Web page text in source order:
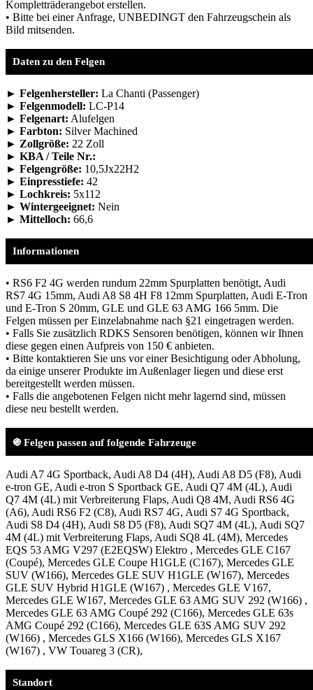
Kompletträderangebot erstellen.
• Bitte bei einer Anfrage, UNBEDINGT den Fahrzeugschein als
Bild mitsenden.
Daten zu den Felgen
► Felgenhersteller: La Chanti (Passenger)
► Felgenmodell: LC-P14
► Felgenart: Alufelgen
► Farbton: Silver Machined
► Zollgröße: 22 Zoll
► KBA / Teile Nr.:
► Felgengröße: 10,5Jx22H2
► Einpresstiefe: 42
► Lochkreis: 5x112
► Wintergeeignet: Nein
► Mittelloch: 66,6
Informationen
• RS6 F2 4G werden rundum 22mm Spurplatten benötigt, Audi
RS7 4G 15mm, Audi A8 S8 4H F8 12mm Spurplatten, Audi E-Tron
und E-Tron S 20mm, GLE und GLE 63 AMG 166 5mm. Die
Felgen müssen per Einzelabnahme nach §21 eingetragen werden.
• Falls Sie zusätzlich RDKS Sensoren benötigen, können wir Ihnen
diese gegen einen Aufpreis von 150 € anbieten.
• Bitte kontaktieren Sie uns vor einer Besichtigung oder Abholung,
da einige unserer Produkte im Außenlager liegen und diese erst
bereitgestellt werden müssen.
• Falls die angebotenen Felgen nicht mehr lagernd sind, müssen
diese neu bestellt werden.
֍ Felgen passen auf folgende Fahrzeuge
Audi A7 4G Sportback, Audi A8 D4 (4H), Audi A8 D5 (F8), Audi
e-tron GE, Audi e-tron S Sportback GE, Audi Q7 4M (4L), Audi
Q7 4M (4L) mit Verbreiterung Flaps, Audi Q8 4M, Audi RS6 4G
(A6), Audi RS6 F2 (C8), Audi RS7 4G, Audi S7 4G Sportback,
Audi S8 D4 (4H), Audi S8 D5 (F8), Audi SQ7 4M (4L), Audi SQ7
4M (4L) mit Verbreiterung Flaps, Audi SQ8 4L (4M), Mercedes
EQS 53 AMG V297 (E2EQSW) Elektro , Mercedes GLE C167
(Coupé), Mercedes GLE Coupe H1GLE (C167), Mercedes GLE
SUV (W166), Mercedes GLE SUV H1GLE (W167), Mercedes
GLE SUV Hybrid H1GLE (W167) , Mercedes GLE V167,
Mercedes GLE W167, Mercedes GLE 63 AMG SUV 292 (W166) ,
Mercedes GLE 63 AMG Coupé 292 (C166), Mercedes GLE 63s
AMG Coupé 292 (C166), Mercedes GLE 63S AMG SUV 292
(W166) , Mercedes GLS X166 (W166), Mercedes GLS X167
(W167) , VW Touareg 3 (CR),
Standort